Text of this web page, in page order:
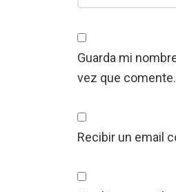
Guarda mi
vez que comente.
Recibir un email